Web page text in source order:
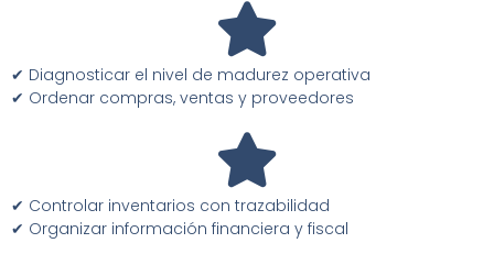
✔ Diagnosticar el nivel de madurez operativa
✔ Ordenar compras, ventas y proveedores
✔ Controlar inventarios con trazabilidad
✔ Organizar información financiera y fiscal